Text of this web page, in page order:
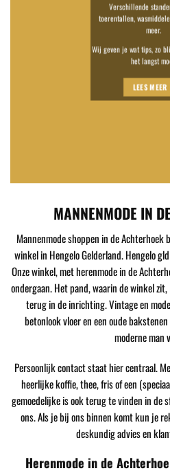
Verschillende
toerentallen,
meer.
Wij geven je wat tips, zo
het langst
LEES MEER
MANNENMODE IN
Mannenmode shoppen in de Achterhoek
winkel in Hengelo Gelderland. Hengelo
Onze winkel, met herenmode in de
ondergaan. Het pand, waarin de winkel
terug in de inrichting. Vintage en
betonlook vloer en een oude
moderne man
Persoonlijk contact staat hier centraal.
heerlijke koffie, thee, fris of een
gemoedelijke is ook terug te vinden in de
ons. Als je bij ons binnen komt kun je
deskundig advies en
Herenmode in de